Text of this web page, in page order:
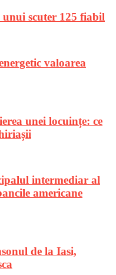
unui scuter 125 fiabil
valoarea
unei locuințe: ce
intermediar al
americane
de la Iasi,